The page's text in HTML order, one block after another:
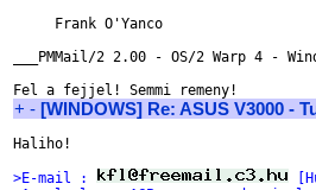
     Frank O'Yanco
___PMMail/2 2.00 - OS/2 Warp 4 -
+ - [WINDOWS] Re: ASUS V3000 -
Haliho!
>E-mail :